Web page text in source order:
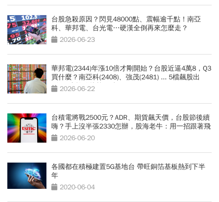
台股急殺原因？閃見48000點、震幅逾千點！南亞
科、華邦電、台光電…硬漢全倒再來怎麼走？
2026-06-23
華邦電(2344)年漲10倍才剛開始？台股近逼4萬8，Q3
買什麼？南亞科(2408)、強茂(2481) ... 5檔飆股出
列！4大族群接棒狂噴
2026-06-22
台積電將戰2500元？ADR、期貨飆天價，台股節後續
嗨？手上沒半張2330怎辦，股海老牛：用一招跟著飛
2026-06-20
各國都在積極建置5G基地台 帶旺銅箔基板熱到下半
年
2020-06-04